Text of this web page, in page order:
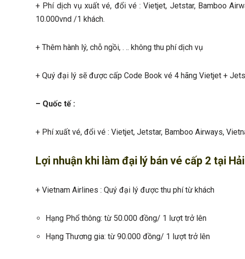
+ Phí dịch vụ xuất vé, đổi vé : Vietjet, Jetstar, Bamboo
10.000vnd /1 khách.
+ Thêm hành lý, chỗ ngồi, . .. không thu phí dịch vụ
+ Quý đại lý sẽ được cấp Code Book vé 4 hãng Vietjet +
– Quốc tế :
+ Phí xuất vé, đổi vé : Vietjet, Jetstar, Bamboo Airways,
Lợi nhuận khi làm đại lý bán vé cấp 2 tại
+ Vietnam Airlines : Quý đại lý được thu phí từ khách
Hạng Phổ thông: từ 50.000 đồng/ 1 lượt trở lên
Hạng Thương gia: từ 90.000 đồng/ 1 lượt trở lên